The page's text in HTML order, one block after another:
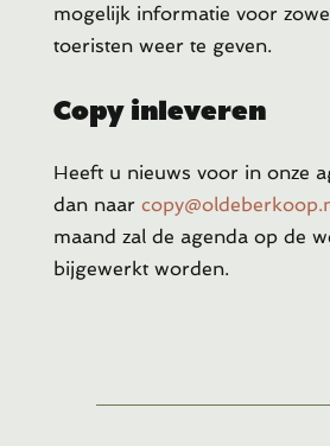
mogelijk informatie voor
toeristen weer te geven.
Copy inleveren
Heeft u nieuws voor in onze
dan naar
maand zal de agenda op de
bijgewerkt worden.